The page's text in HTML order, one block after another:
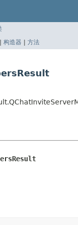
构造器 | 方法